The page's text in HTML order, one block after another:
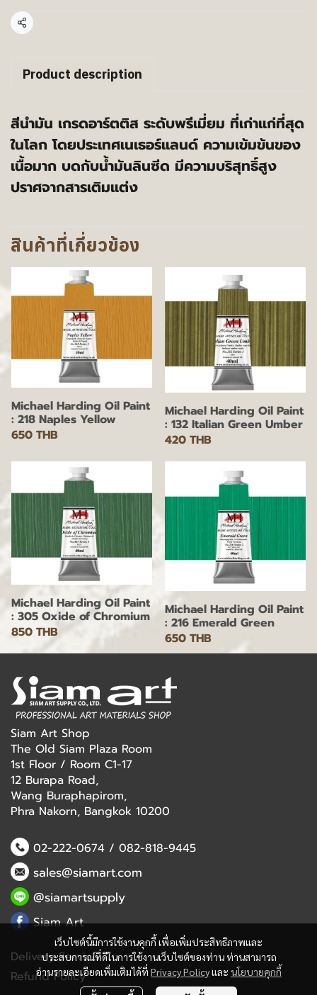
แชร์
Product description
สีนำมัน เกรดอาร์ตติส ระดับพรีเมี่ยม ที่เก่าแก่ที่สุด
ในโลก โดยประเทศเนเธอร์แลนด์ ความเข้มข้นของ
เนื้อมาก บดกับน้ำมันลินซีด มีความบริสุทธิ์สูง
ปราศจากสารเติมแต่ง
สินค้าที่เกี่ยวข้อง
Michael Harding Oil Paint
: 218 Naples Yellow
650 THB
Michael Harding Oil Paint
: 132 Italian Green Umber
420 THB
Michael Harding Oil Paint
: 305 Oxide of Chromium
850 THB
Michael Harding Oil Paint
: 216 Emerald Green
650 THB
เว็บไซต์นี้มีการใช้งานคุกกี้ เพื่อเพิ่มประสิทธิภาพและ
ประสบการณ์ที่ดีในการใช้งานเว็บไซต์ของท่าน ท่านสามารถ
อ่านรายละเอียดเพิ่มเติมได้ที่ Privacy Policyและ นโยบายคุกกี้
Siam Art Shop
The Old Siam Plaza Room
1st Floor / Room C1-17
12 Burapa Road,
Wang Buraphapirom,
Phra Nakorn, Bangkok 10200
02-222-0674/ 082-818-9445
sales@siamart.com
@siamartsupply
Siam Art
Delivery Service
Refund Policy